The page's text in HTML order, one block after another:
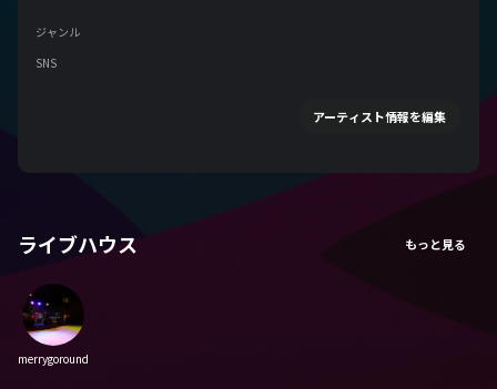
ジャンル
SNS
アーティスト情報を編集
ライブハウス
merrygoround